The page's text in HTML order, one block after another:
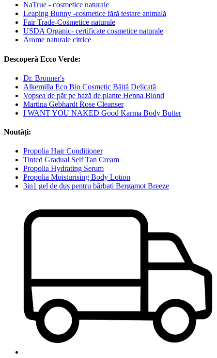
NaTrue - cosmetice naturale
Leaping Bunny -cosmetice fără testare animală
Fair Trade-Cosmetice naturale
USDA Organic- certificate cosmetice naturale
Arome naturale citrice
Descoperă Ecco Verde:
Dr. Bronner's
Alkemilla Eco Bio Cosmetic Băiță Delicată
Vopsea de păr pe bază de plante Henna Blond
Martina Gebhardt Rose Cleanser
I WANT YOU NAKED Good Karma Body Butter
Noutăți:
Propolia Hair Conditioner
Tinted Gradual Self Tan Cream
Propolia Hydrating Serum
Propolia Moisturising Body Lotion
3in1 gel de duș pentru bărbați Bergamot Breeze